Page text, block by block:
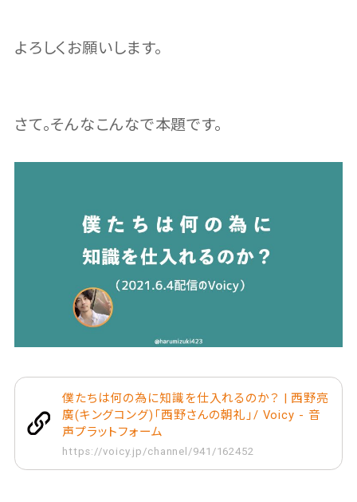
よろしくお願いします。
さて。そんなこんなで本題です。
僕たちは何の為に知識を仕入れるのか？ | 西野亮
廣(キングコング)「西野さんの朝礼」/ Voicy - 音
声プラットフォーム
https://voicy.jp/channel/941/162452